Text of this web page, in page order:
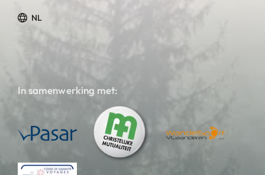
NL
In samenwerking met: